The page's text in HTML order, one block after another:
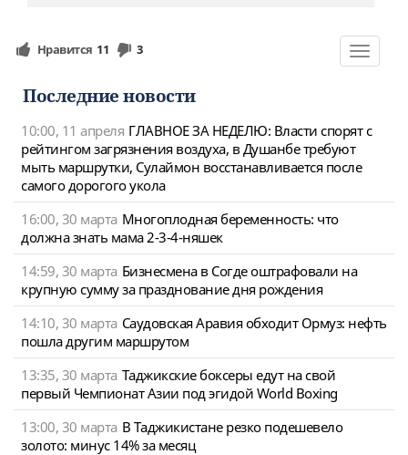
Toggle
Нравится 11 3
Последние новости
10:00, 11 апреля ГЛАВНОЕ ЗА НЕДЕЛЮ: Власти спорят с
рейтингом загрязнения воздуха, в Душанбе требуют
мыть маршрутки, Сулаймон восстанавливается после
самого дорогого укола
16:00, 30 марта Многоплодная беременность: что
должна знать мама 2-3-4-няшек
14:59, 30 марта Бизнесмена в Согде оштрафовали на
крупную сумму за празднование дня рождения
14:10, 30 марта Саудовская Аравия обходит Ормуз: нефть
пошла другим маршрутом
13:35, 30 марта Таджикские боксеры едут на свой
первый Чемпионат Азии под эгидой World Boxing
13:00, 30 марта В Таджикистане резко подешевело
золото: минус 14% за месяц